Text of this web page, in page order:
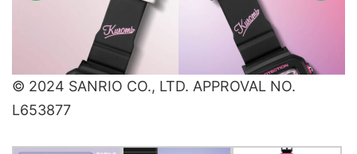
© 2024 SANRIO CO., LTD. APPROVAL NO.
L653877